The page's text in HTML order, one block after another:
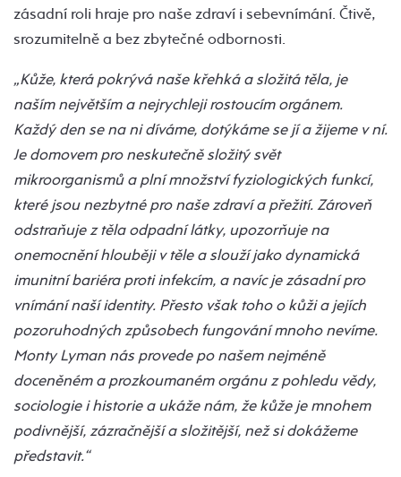
zásadní roli hraje pro naše zdraví i sebevnímání. Čtivě,
srozumitelně a bez zbytečné odbornosti.
„Kůže, která pokrývá naše křehká a složitá těla, je
naším největším a nejrychleji rostoucím orgánem.
Každý den se na ni díváme, dotýkáme se jí a žijeme v ní.
Je domovem pro neskutečně složitý svět
mikroorganismů a plní množství fyziologických funkcí,
které jsou nezbytné pro naše zdraví a přežití. Zároveň
odstraňuje z těla odpadní látky, upozorňuje na
onemocnění hlouběji v těle a slouží jako dynamická
imunitní bariéra proti infekcím, a navíc je zásadní pro
vnímání naší identity. Přesto však toho o kůži a jejích
pozoruhodných způsobech fungování mnoho nevíme.
Monty Lyman nás provede po našem nejméně
doceněném a prozkoumaném orgánu z pohledu vědy,
sociologie i historie a ukáže nám, že kůže je mnohem
podivnější, zázračnější a složitější, než si dokážeme
představit.“